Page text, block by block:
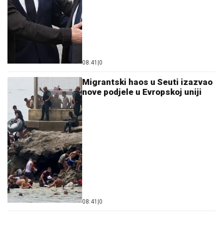
08:41 |0
Migrantski haos u Seuti izazvao
nove podjele u Evropskoj uniji
08:41 |0